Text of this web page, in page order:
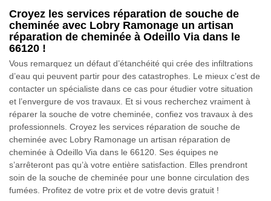
Croyez les services réparation de souche de
cheminée avec Lobry Ramonage un artisan
réparation de cheminée à Odeillo Via dans le
66120 !
Vous remarquez un défaut d’étanchéité qui crée des infiltrations
d’eau qui peuvent partir pour des catastrophes. Le mieux c’est de
contacter un spécialiste dans ce cas pour étudier votre situation
et l’envergure de vos travaux. Et si vous recherchez vraiment à
réparer la souche de votre cheminée, confiez vos travaux à des
professionnels. Croyez les services réparation de souche de
cheminée avec Lobry Ramonage un artisan réparation de
cheminée à Odeillo Via dans le 66120. Ses équipes ne
s’arrêteront pas qu’à votre entière satisfaction. Elles prendront
soin de la souche de cheminée pour une bonne circulation des
fumées. Profitez de votre prix et de votre devis gratuit !